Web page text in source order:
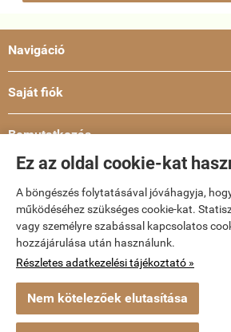
Ez az oldal cookie-kat
A böngészés folytatásával jóváhagyja,
működéséhez szükséges cookie-kat.
vagy személyre szabással kapcsolatos
hozzájárulása után használunk.
Részletes adatkezelési tájékoztató »
Nem kötelezőek elutasítása
Navigáció
Saját fiók
Bemutatkozás
dvd-bolt.hu -Kemény Gábor EV-ÁSZF-
Webáruház készítés a